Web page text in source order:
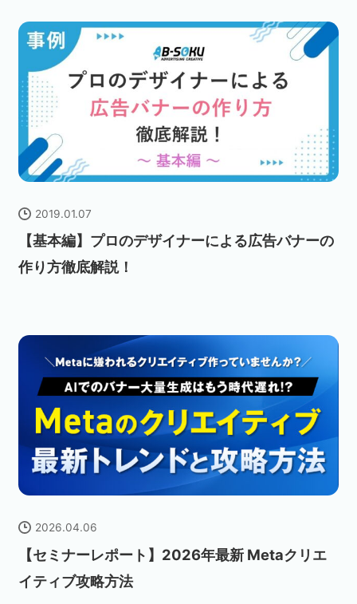
2019.01.07
【基本編】プロのデザイナーによる広告バナーの
作り方徹底解説！
2026.04.06
【セミナーレポート】2026年最新 Metaクリエ
イティブ攻略方法